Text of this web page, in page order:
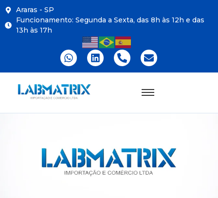
Araras - SP
Funcionamento: Segunda a Sexta, das 8h às 12h e das
13h às 17h